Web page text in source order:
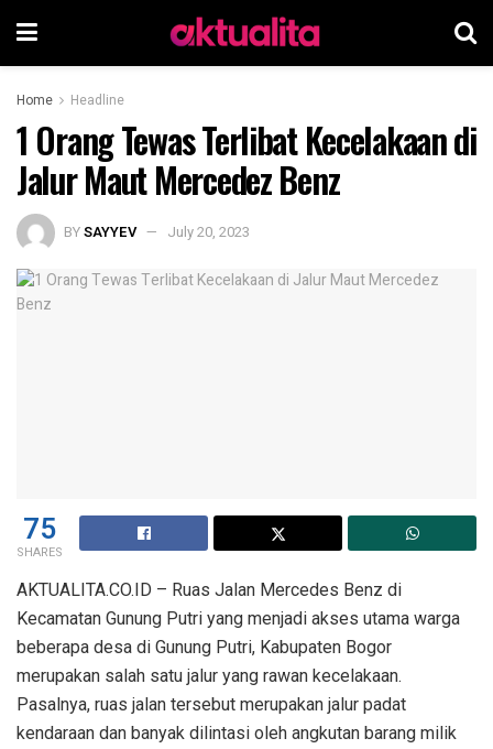
Home Headline
1 Orang Tewas Terlibat Kecelakaan di
Jalur Maut Mercedez Benz
BYSAYYEV July 20, 2023
75
SHARES
AKTUALITA.CO.ID – Ruas Jalan Mercedes Benz di
Kecamatan Gunung Putri yang menjadi akses utama warga
beberapa desa di Gunung Putri, Kabupaten Bogor
merupakan salah satu jalur yang rawan kecelakaan.
Pasalnya, ruas jalan tersebut merupakan jalur padat
kendaraan dan banyak dilintasi oleh angkutan barang milik